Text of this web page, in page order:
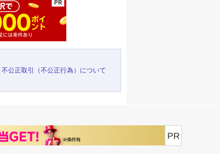
不公正取引（不公正行為）について
PR